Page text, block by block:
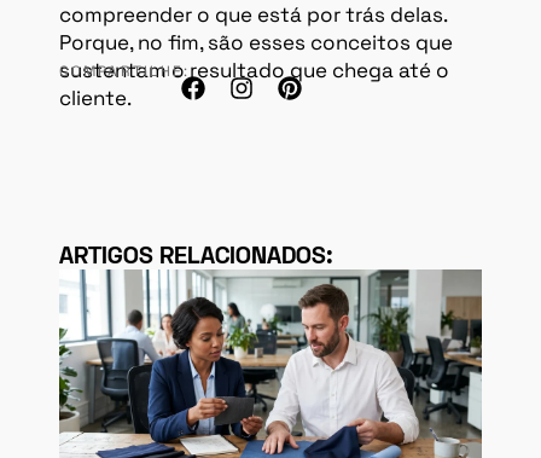
compreender o que está por trás delas.
Porque, no fim, são esses conceitos que
sustentam o resultado que chega até o
cliente.
COMPARTILHE:
ARTIGOS RELACIONADOS: